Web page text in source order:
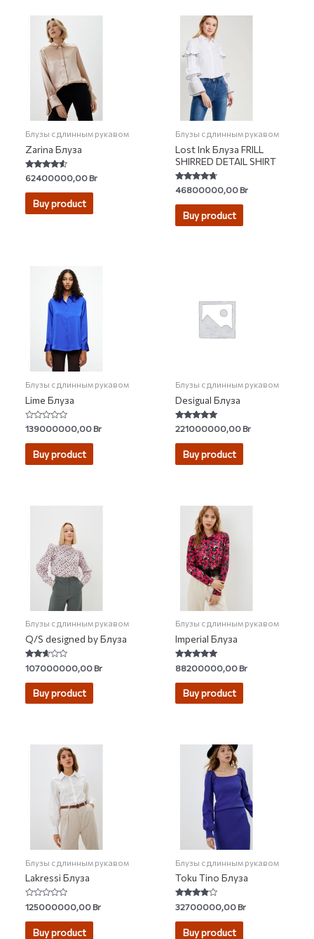
Блузы с длинным рукавом
Zarina Блуза
Rated
4.33
out of 5
62400000,00Br
Buy product
Блузы с длинным рукавом
Lost Ink Блуза FRILL
SHIRRED DETAIL SHIRT
Rated
4.46
out of 5
46800000,00Br
Buy product
Блузы с длинным рукавом
Lime Блуза
Rated
0
out
139000000,00Br
Buy product
Блузы с длинным рукавом
Desigual Блуза
Rated
5.00
out of 5
221000000,00Br
Buy product
Блузы с длинным рукавом
Q/S designed by Блуза
Rated
2.50
out of
107000000,00Br
Buy product
Блузы с длинным рукавом
Imperial Блуза
Rated
5.00
out of 5
88200000,00Br
Buy product
Блузы с длинным рукавом
Lakressi Блуза
Rated
0
out
125000000,00Br
Buy product
Блузы с длинным рукавом
Toku Tino Блуза
Rated
3.67
out of 5
32700000,00Br
Buy product